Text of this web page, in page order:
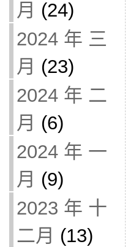
月 (24)
2024 年 三
月 (23)
2024 年 二
月 (6)
2024 年 一
月 (9)
2023 年 十
二月 (13)